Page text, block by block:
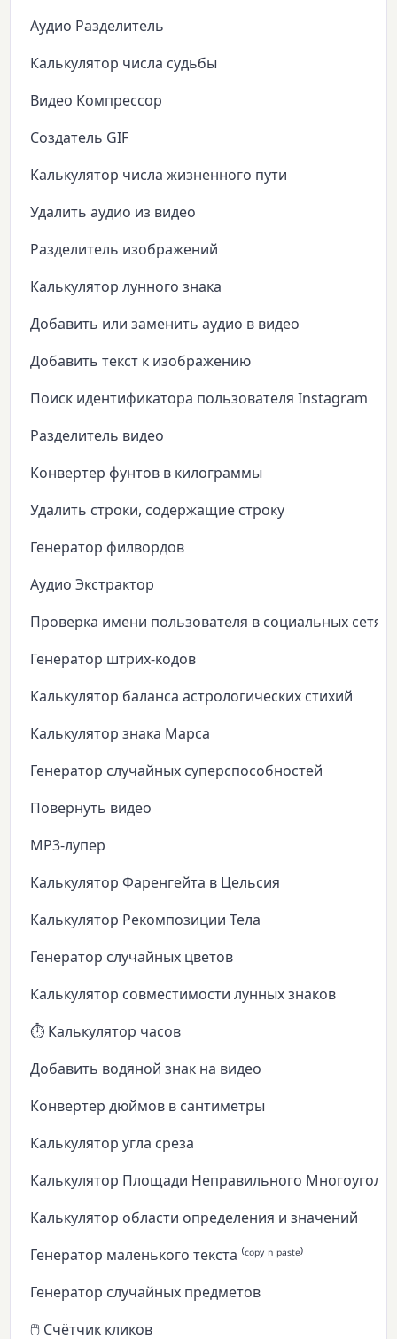
Аудио Разделитель
Калькулятор числа судьбы
Видео Компрессор
Создатель GIF
Калькулятор числа жизненного пути
Удалить аудио из видео
Разделитель изображений
Калькулятор лунного знака
Добавить или заменить аудио в видео
Добавить текст к изображению
Поиск идентификатора пользователя Instagram
Разделитель видео
Конвертер фунтов в килограммы
Удалить строки, содержащие строку
Генератор филвордов
Аудио Экстрактор
Проверка имени пользователя в социальных сетях
Генератор штрих-кодов
Калькулятор баланса астрологических стихий
Калькулятор знака Марса
Генератор случайных суперспособностей
Повернуть видео
MP3-лупер
Калькулятор Фаренгейта в Цельсия
Калькулятор Рекомпозиции Тела
Генератор случайных цветов
Калькулятор совместимости лунных знаков
⏱️ Калькулятор часов
Добавить водяной знак на видео
Конвертер дюймов в сантиметры
Калькулятор угла среза
Калькулятор Площади Неправильного
Калькулятор области определения и значений
Генератор маленького текста ⁽ᶜᵒᵖʸ ⁿ ᵖᵃˢᵗᵉ⁾
Генератор случайных предметов
🖱️ Счётчик кликов